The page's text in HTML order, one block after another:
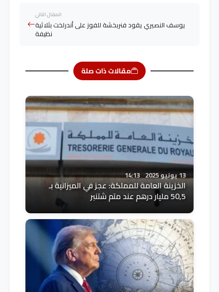
المقال التالي
يوسف النصيري يقود فنربخشة للفوز على أندرلخت بثلاثية
نظيفة
مقالات ذات صلة
13 يونيو 2025 14:13
الخزينة العامة للمملكة: عجز في الميزانية بـ
50,5 مليار درهم عند متم شتنبر